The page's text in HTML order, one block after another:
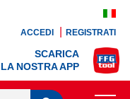
ACCEDI REGISTRATI
SCARICA
LA NOSTRA APP